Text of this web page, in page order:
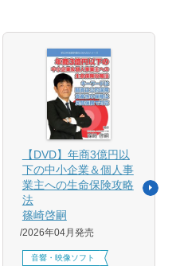
【DVD】年商3億円以
下の中小企業＆個人事
業主への生命保険攻略
法
篠崎啓嗣
2026年04月発売
音響・映像ソフト